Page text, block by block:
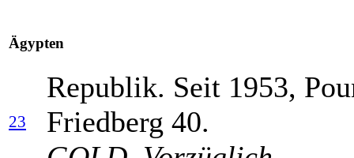
Ägypten
23
Republik. Seit 1953,
Friedberg 40.